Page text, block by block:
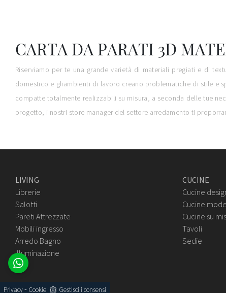
CARTA DA PARATI 3D
Riserviamo per te una grande varietà di materiali pregiati e di
domestico e gliambienti di lavoro creano problematiche di stile e
compatte totalmente realizzabili su misura, a seconda delle tue
progetto, i nostri store manager del settore arredamento ti
LIVING
Librerie
Salotti
Pareti Attrezzate
Mobili ingresso
Arredo Bagno
Illuminazione
CUCINE
Cucine
Cucine
Cucine su
Tavoli
Sedie
Privacy- Cookie Gestisci i consensi